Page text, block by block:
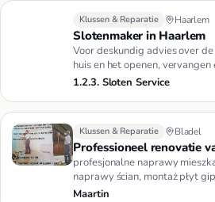
Klussen & Reparatie Haarlem
Slotenmaker in Haarlem
Voor deskundig advies over
huis en het openen,
sloten kunt u een beroep …
1.2.3. Sloten Service
Klussen & Reparatie Bladel
Professioneel renovatie
profesjonalne naprawy
naprawy ścian, montaż płyt
panele podłogowe, kamień
Maartin